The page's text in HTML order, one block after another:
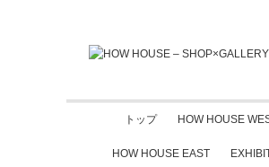
トップ HOW HOUSE
HOW HOUSE EAST